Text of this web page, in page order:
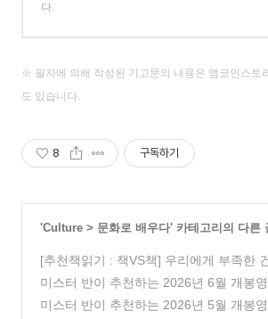
다.
※ 필자에 의해 작성된 기고문의 내용은 앰코인스토
도 있습니다.
8 구독하기
'Culture > 문화로 배우다' 카테고리의 다른
[추천책읽기 : 책VS책] 우리에게 부족한
시간이 아니라 집중력?
(80)
미스터 반이 추천하는 2026년 6월 개봉영
(151)
미스터 반이 추천하는 2026년 5월 개봉영